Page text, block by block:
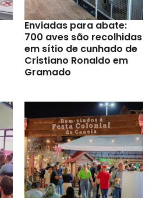
Enviadas para abate:
700 aves são recolhidas
em sítio de cunhado de
Cristiano Ronaldo em
Gramado